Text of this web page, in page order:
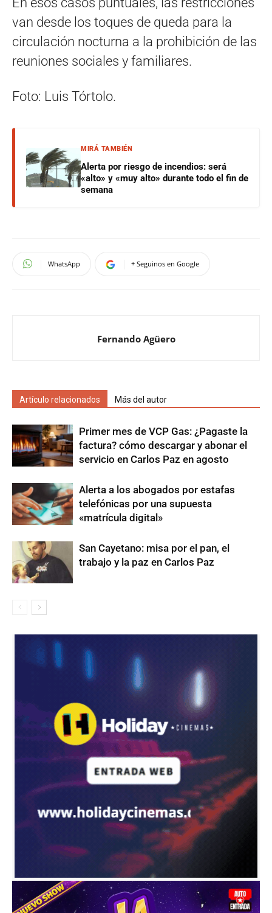
van desde los toques de queda para la
circulación nocturna a la prohibición de las
reuniones sociales y familiares.
Foto: Luis Tórtolo.
MIRÁ TAMBIÉN
Alerta por riesgo de incendios: será
«alto» y «muy alto» durante todo el fin de
semana
WhatsApp + Seguinos en Google
Fernando Agüero
Artículo relacionados Más del autor
Primer mes de VCP Gas: ¿Pagaste la
factura? cómo descargar y abonar el
servicio en Carlos Paz en agosto
Alerta a los abogados por estafas
telefónicas por una supuesta
«matrícula digital»
San Cayetano: misa por el pan, el
trabajo y la paz en Carlos Paz